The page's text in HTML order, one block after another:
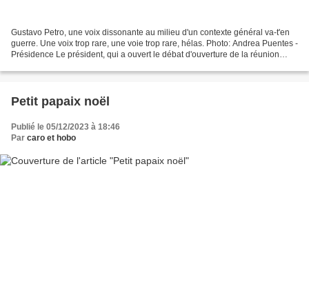
Gustavo Petro, une voix dissonante au milieu d'un contexte général va-t'en
guerre. Une voix trop rare, une voie trop rare, hélas. Photo: Andrea Puentes -
Présidence Le président, qui a ouvert le débat d'ouverture de la réunion
Petit papaix noël
Publié le 05/12/2023 à 18:46
Par caro et hobo